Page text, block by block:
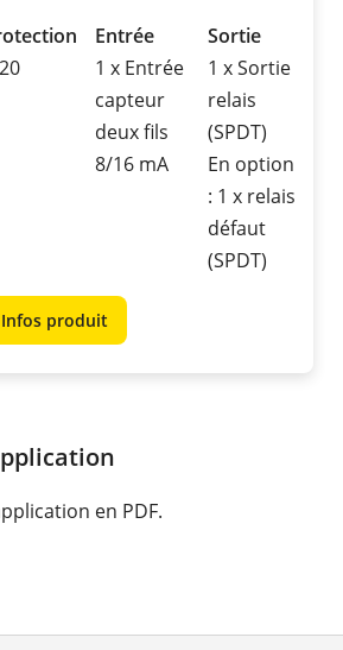
Entrée
1 x Entrée
capteur
deux fils
8/16 mA
Sortie
1 x Sortie
relais
(SPDT)
En option
: 1 x relais
défaut
(SPDT)
Infos produit
en PDF.